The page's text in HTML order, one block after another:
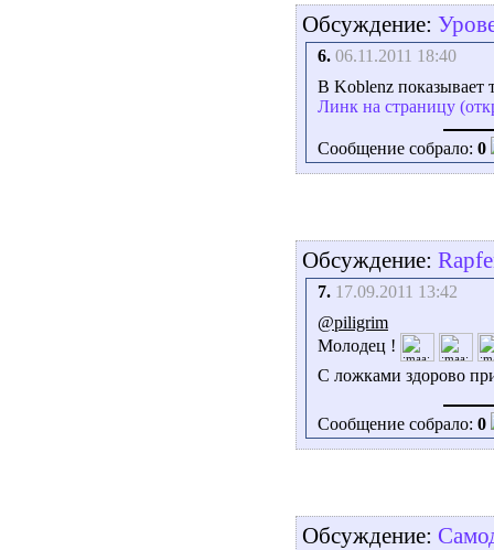
Обсуждение:
6. 06.11.2011 18:40
B Koblenz показывает
Линк на страницу
Сообщение собрало: 0
Обсуждение:
7. 17.09.2011 13:42
@piligrim
Молодец !
С ложками здорово
Сообщение собрало: 0
Обсуждение: